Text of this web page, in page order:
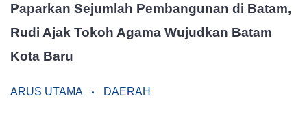
Paparkan Sejumlah Pembangunan di Batam,
Rudi Ajak Tokoh Agama Wujudkan Batam
Kota Baru
ARUS UTAMA DAERAH